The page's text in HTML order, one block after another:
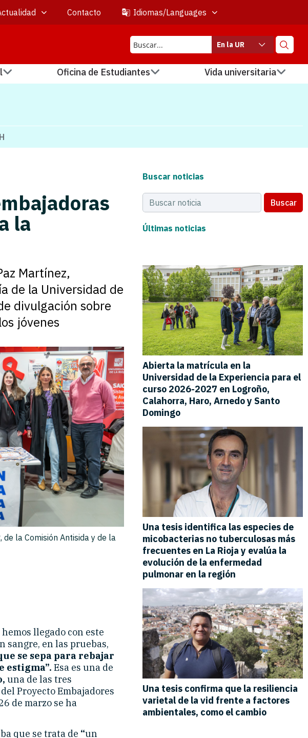
Contacto Idiomas/Languages
En la UR
Oficina de Estudiantes Vida universitaria
la
Martínez,
de la Universidad de
divulgación sobre
jóvenes
la Comisión Antisida y de la
llegado con este
sangre, en las pruebas,
se sepa para rebajar
estigma”. Esa es una de
una de las tres
Proyecto Embajadores
de marzo se ha
que se trata de “un
Buscar noticias
Buscar
Últimas noticias